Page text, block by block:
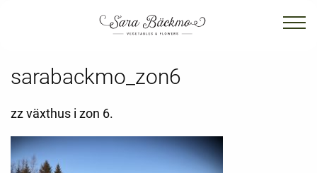
sarabackmo_zon6
zz växthus i zon 6.